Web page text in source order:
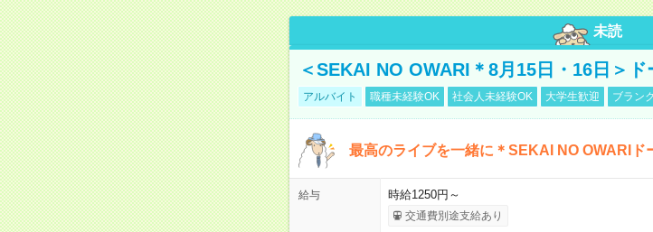
未読
＜SEKAI NO OWARI＊8月15日・16日＞
アルバイト 職種未経験OK 社会人未経験OK 大学生歓迎 ブラン
最高のライブを一緒に＊SEKAI NO OWARIド
給与 時給1250円～
交通費別途支給あり